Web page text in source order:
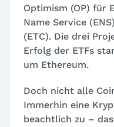
Optimism (OP) für
Name Service
(ETC). Die drei
Erfolg der ETFs
um Ethereum.
Doch nicht alle
Immerhin eine
beachtlich zu –